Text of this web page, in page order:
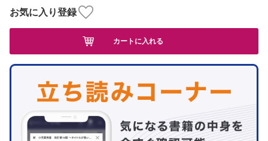
お気に入り登録
カートに入れる